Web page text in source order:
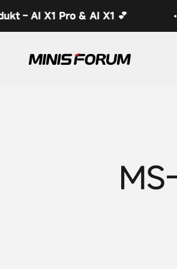
Pro & AI X1 💕
Minisforum EU